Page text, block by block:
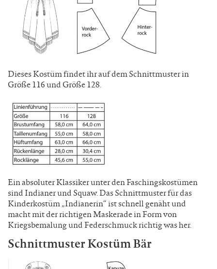
Dieses Kostüm findet ihr auf dem Schnittmuster in
Größe 116 und Größe 128.
Ein absoluter Klassiker unter den Faschingskostümen
sind Indianer und Squaw. Das Schnittmuster für das
Kinderkostüm „Indianerin“ ist schnell genäht und
macht mit der richtigen Maskerade in Form von
Kriegsbemalung und Federschmuck richtig was her.
Schnittmuster Kostüm Bär